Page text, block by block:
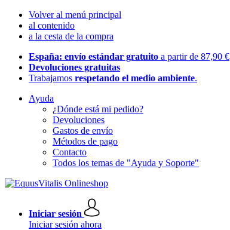
Volver al menú principal
al contenido
a la cesta de la compra
España: envío estándar gratuito a partir de 87,90 €
Devoluciones gratuitas
Trabajamos respetando el medio ambiente.
Ayuda
¿Dónde está mi pedido?
Devoluciones
Gastos de envío
Métodos de pago
Contacto
Todos los temas de "Ayuda y Soporte"
Iniciar sesión
Iniciar sesión ahora